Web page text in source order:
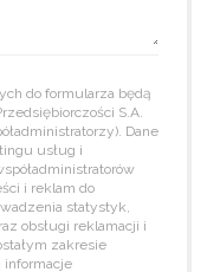
do formularza będą
S.A.
Dane
usług i
i reklam do
statystyk,
obsługi reklamacji i
zakresie
informacje